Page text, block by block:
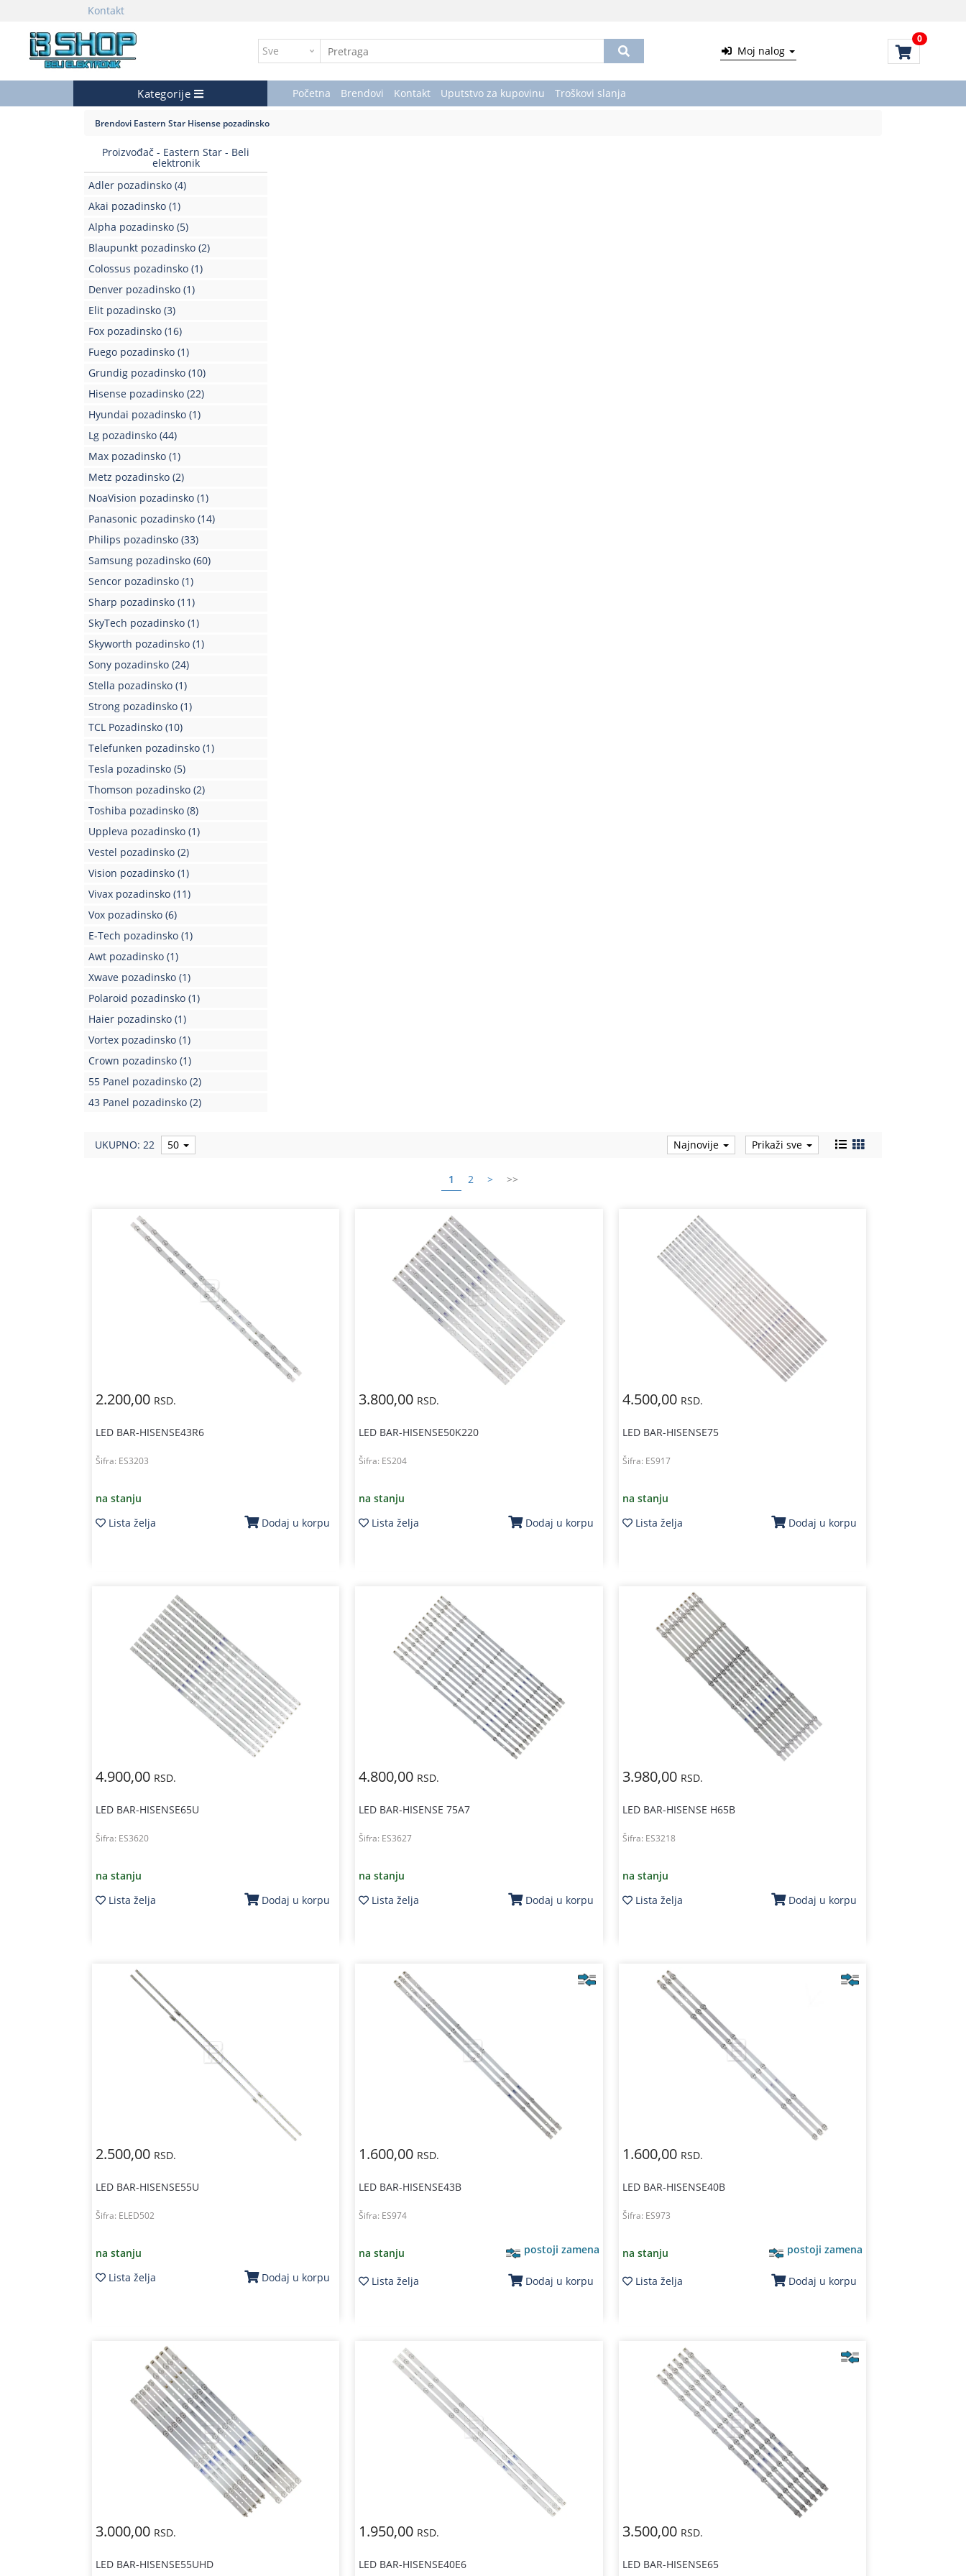
Kontakt
Moj nalog
0
Kategorije Početna Brendovi Kontakt Uputstvo za kupovinu Troškovi slanja
Brendovi Eastern Star Hisense pozadinsko
Proizvođač - Eastern Star - Beli
elektronik
Adler pozadinsko (4)
Akai pozadinsko (1)
Alpha pozadinsko (5)
Blaupunkt pozadinsko (2)
Colossus pozadinsko (1)
Denver pozadinsko (1)
Elit pozadinsko (3)
Fox pozadinsko (16)
Fuego pozadinsko (1)
Grundig pozadinsko (10)
Hisense pozadinsko (22)
Hyundai pozadinsko (1)
Lg pozadinsko (44)
Max pozadinsko (1)
Metz pozadinsko (2)
NoaVision pozadinsko (1)
Panasonic pozadinsko (14)
Philips pozadinsko (33)
Samsung pozadinsko (60)
Sencor pozadinsko (1)
Sharp pozadinsko (11)
SkyTech pozadinsko (1)
Skyworth pozadinsko (1)
Sony pozadinsko (24)
Stella pozadinsko (1)
Strong pozadinsko (1)
TCL Pozadinsko (10)
Telefunken pozadinsko (1)
Tesla pozadinsko (5)
Thomson pozadinsko (2)
Toshiba pozadinsko (8)
Uppleva pozadinsko (1)
Vestel pozadinsko (2)
Vision pozadinsko (1)
Vivax pozadinsko (11)
Vox pozadinsko (6)
E-Tech pozadinsko (1)
Awt pozadinsko (1)
Xwave pozadinsko (1)
Polaroid pozadinsko (1)
Haier pozadinsko (1)
Vortex pozadinsko (1)
Crown pozadinsko (1)
55 Panel pozadinsko (2)
43 Panel pozadinsko (2)
UKUPNO: 22 50 Najnovije Prikaži sve
1 2 > >>
2.200,00 RSD.
LED BAR-HISENSE43R6
Šifra: ES3203
na stanju
Lista želja
Dodaj u korpu
3.800,00 RSD.
LED BAR-HISENSE50K220
Šifra: ES204
na stanju
Lista želja
Dodaj u korpu
4.500,00 RSD.
LED BAR-HISENSE75
Šifra: ES917
na stanju
Lista želja
Dodaj u korpu
4.900,00 RSD.
LED BAR-HISENSE65U
Šifra: ES3620
na stanju
Lista želja
Dodaj u korpu
4.800,00 RSD.
LED BAR-HISENSE 75A7
Šifra: ES3627
na stanju
Lista želja
Dodaj u korpu
3.980,00 RSD.
LED BAR-HISENSE H65B
Šifra: ES3218
na stanju
Lista želja
Dodaj u korpu
2.500,00 RSD.
LED BAR-HISENSE55U
Šifra: ELED502
na stanju
Lista želja
Dodaj u korpu
1.600,00 RSD.
LED BAR-HISENSE43B
Šifra: ES974
na stanju postoji zamena
Lista želja Dodaj u korpu
1.600,00 RSD.
LED BAR-HISENSE40B
Šifra: ES973
na stanju postoji zamena
Lista želja Dodaj u korpu
3.000,00 RSD.
LED BAR-HISENSE55UHD
1.950,00 RSD.
LED BAR-HISENSE40E6
3.500,00 RSD.
LED BAR-HISENSE65